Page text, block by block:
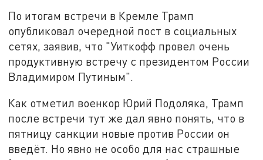
По итогам встречи в Кремле Трамп
опубликовал очередной пост в социальных
сетях, заявив, что "Уиткофф провел очень
продуктивную встречу с президентом России
Владимиром Путиным".
Как отметил военкор Юрий Подоляка, Трамп
после встречи тут же дал явно понять, что в
пятницу санкции новые против России он
введёт. Но явно не особо для нас страшные